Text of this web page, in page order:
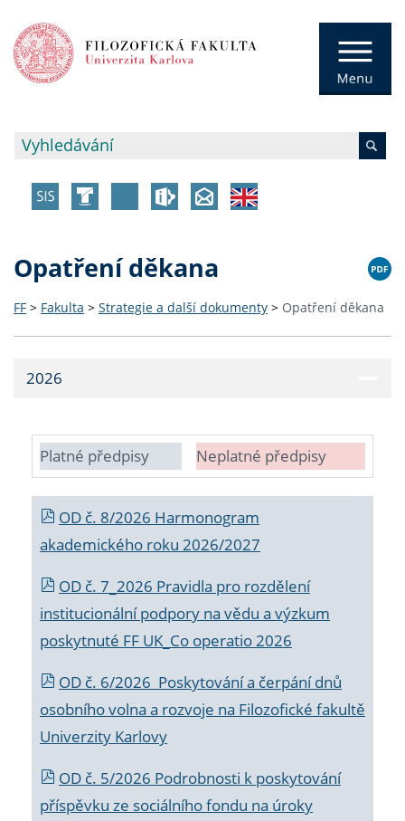
Opatření děkana
FF > Fakulta > Strategie a další dokumenty > Opatření děkana
2026
Platné předpisy Neplatné předpisy
OD č. 8/2026 Harmonogram
akademického roku 2026/2027
OD č. 7_2026 Pravidla pro rozdělení
institucionální podpory na vědu a výzkum
poskytnuté FF UK_Co operatio 2026
OD č. 6/2026 Poskytování a čerpání dnů
osobního volna a rozvoje na Filozofické fakultě
Univerzity Karlovy
OD č. 5/2026 Podrobnosti k poskytování
příspěvku ze sociálního fondu na úroky